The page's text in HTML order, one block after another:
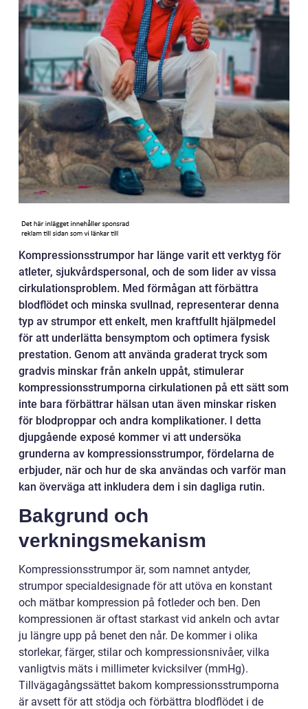
Kompressionsstrumpor har länge varit ett verktyg för
atleter, sjukvårdspersonal, och de som lider av vissa
cirkulationsproblem. Med förmågan att förbättra
blodflödet och minska svullnad, representerar denna
typ av strumpor ett enkelt, men kraftfullt hjälpmedel
för att underlätta bensymptom och optimera fysisk
prestation. Genom att använda graderat tryck som
gradvis minskar från ankeln uppåt, stimulerar
kompressionsstrumporna cirkulationen på ett sätt som
inte bara förbättrar hälsan utan även minskar risken
för blodproppar och andra komplikationer. I detta
djupgående exposé kommer vi att undersöka
grunderna av kompressionsstrumpor, fördelarna de
erbjuder, när och hur de ska användas och varför man
kan överväga att inkludera dem i sin dagliga rutin.
Bakgrund och
verkningsmekanism
Kompressionsstrumpor är, som namnet antyder,
strumpor specialdesignade för att utöva en konstant
och mätbar kompression på fotleder och ben. Den
kompressionen är oftast starkast vid ankeln och avtar
ju längre upp på benet den når. De kommer i olika
storlekar, färger, stilar och kompressionsnivåer, vilka
vanligtvis mäts i millimeter kvicksilver (mmHg).
Tillvägagångssättet bakom kompressionsstrumporna
är avsett för att stödja och förbättra blodflödet i de